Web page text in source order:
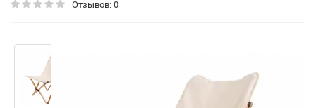
Отзывов: 0